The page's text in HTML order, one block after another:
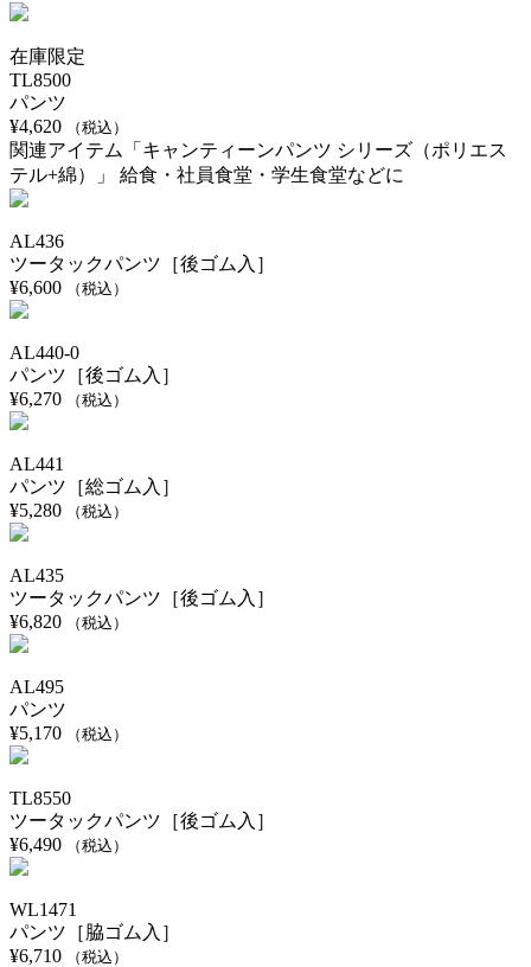
在庫限定
TL8500
パンツ
¥4,620 （税込）
関連アイテム「キャンティーンパンツ シリーズ（ポリエス
テル+綿）」 給食・社員食堂・学生食堂などに
AL436
ツータックパンツ［後ゴム入］
¥6,600 （税込）
AL440-0
パンツ［後ゴム入］
¥6,270 （税込）
AL441
パンツ［総ゴム入］
¥5,280 （税込）
AL435
ツータックパンツ［後ゴム入］
¥6,820 （税込）
AL495
パンツ
¥5,170 （税込）
TL8550
ツータックパンツ［後ゴム入］
¥6,490 （税込）
WL1471
パンツ［脇ゴム入］
¥6,710 （税込）